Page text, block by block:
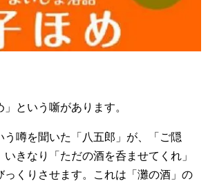
という噺があります。
う噂を聞いた「八五郎」が、「ご隠
きなり「ただの酒を呑ませてくれ」
っくりさせます。これは「灘の酒」の